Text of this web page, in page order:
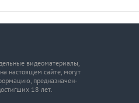
видеоматериалы,
настоящем сайте, могут
предназначен­
18 лет.